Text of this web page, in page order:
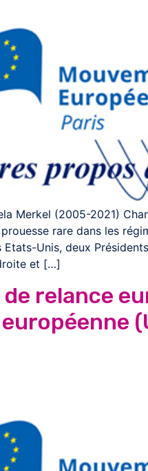
Merkel (2005-2021)
rare dans les
Etats-Unis, deux
et […]
de relance
européenne